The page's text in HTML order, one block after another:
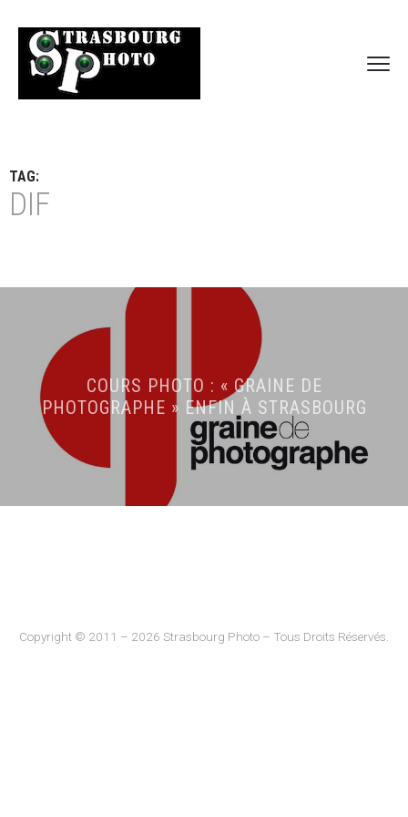
TAG:
DIF
COURS PHOTO : « GRAINE DE
PHOTOGRAPHE » ENFIN À STRASBOURG
Copyright © 2011 – 2026 Strasbourg Photo – Tous Droits Réservés.